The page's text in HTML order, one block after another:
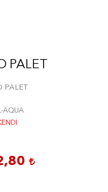
PALET
PALET
AQUA